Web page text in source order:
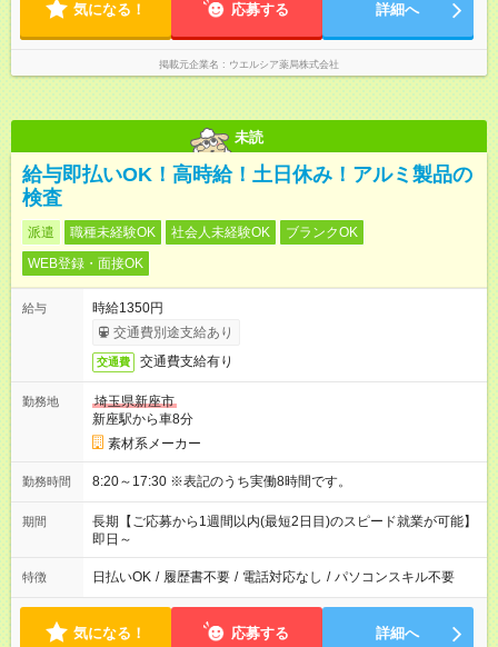
気になる！ 応募する 詳細へ
掲載元企業名 ウエルシア薬局株式会社
未読
給与即払いOK！高時給！土日休み！アルミ製品の
検査
派遣 職種未経験OK 社会人未経験OK
ブランクOK
WEB登録・面接OK
給与
時給1350円
交通費別途支給あり
交通費 交通費支給有り
勤務地
埼玉県新座市
新座駅から車8分
素材系メーカー
勤務時間 8:20～17:30 ※表記のうち実働8時間です。
期間
長期【ご応募から1週間以内(最短2日目)のスピード就業が可能】
即日～
特徴 日払いOK / 履歴書不要 / 電話対応なし / パソコンスキル不要
気になる！ 応募する 詳細へ